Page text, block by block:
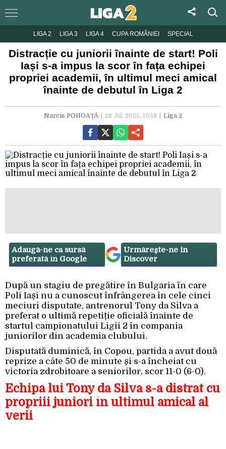
LIGA 2 LIGA 3 LIGA 4 CUPA ROMÂNIEI SPECIAL
Distracție cu juniorii înainte de start! Poli
Iași s-a impus la scor în fața echipei
propriei academii, în ultimul meci amical
înainte de debutul în Liga 2
Narcis POHOAȚĂ 28 Jul. 2025, 10:18 Liga 2
Adaugă-ne ca sursă
preferată în Google
Urmărește-ne in
Discover
După un stagiu de pregătire în Bulgaria în care
Poli Iași nu a cunoscut înfrângerea în cele cinci
meciuri disputate, antrenorul Tony da Silva a
preferat o ultimă repetiție oficială înainte de
startul campionatului Ligii 2 în compania
juniorilor din academia clubului.
Disputată duminică, în Copou, partida a avut două
reprize a câte 50 de minute și s-a încheiat cu
victoria zdrobitoare a seniorilor, scor 11-0 (6-0).
Echipa lui Tony da Silva s-a distrat cu
propriii juniori în ultimul amical al
verii